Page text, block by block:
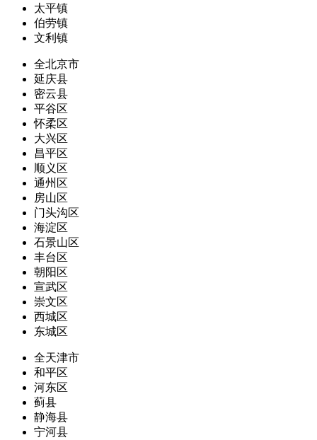
太平镇
伯劳镇
文利镇
全北京市
延庆县
密云县
平谷区
怀柔区
大兴区
昌平区
顺义区
通州区
房山区
门头沟区
海淀区
石景山区
丰台区
朝阳区
宣武区
崇文区
西城区
东城区
全天津市
和平区
河东区
蓟县
静海县
宁河县